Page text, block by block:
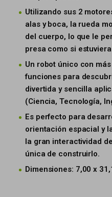
Utilizando sus 2
alas y boca, la rueda
del cuerpo, lo que le
presa como si estuviera
Un robot único con
funciones para
divertida y sencilla
(Ciencia, Tecnología,
Es perfecto para
orientación espacial y
la gran interactividad
única de construirlo.
Dimensiones: 7,00 x